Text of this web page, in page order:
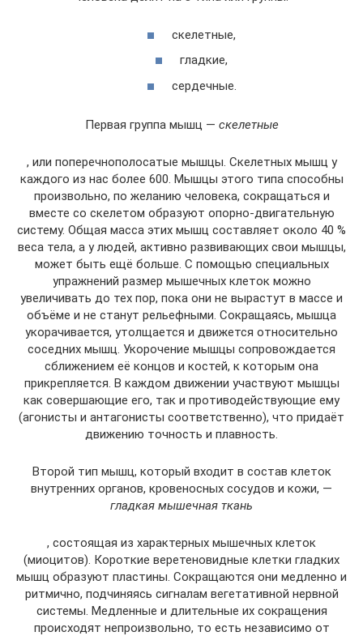
скелетные,
гладкие,
сердечные.
Первая группа мышц — скелетные
, или поперечнополосатые мышцы. Скелетных мышц у
каждого из нас более 600. Мышцы этого типа способны
произвольно, по желанию человека, сокращаться и
вместе со скелетом образуют опорно-двигательную
систему. Общая масса этих мышц составляет около 40 %
веса тела, а у людей, активно развивающих свои мышцы,
может быть ещё больше. С помощью специальных
упражнений размер мышечных клеток можно
увеличивать до тех пор, пока они не вырастут в массе и
объёме и не станут рельефными. Сокращаясь, мышца
укорачивается, утолщается и движется относительно
соседних мышц. Укорочение мышцы сопровождается
сближением её концов и костей, к которым она
прикрепляется. В каждом движении участвуют мышцы
как совершающие его, так и противодействующие ему
(агонисты и антагонисты соответственно), что придаёт
движению точность и плавность.
Второй тип мышц, который входит в состав клеток
внутренних органов, кровеносных сосудов и кожи, —
гладкая мышечная ткань
, состоящая из характерных мышечных клеток
(миоцитов). Короткие веретеновидные клетки гладких
мышц образуют пластины. Сокращаются они медленно и
ритмично, подчиняясь сигналам вегетативной нервной
системы. Медленные и длительные их сокращения
происходят непроизвольно, то есть независимо от